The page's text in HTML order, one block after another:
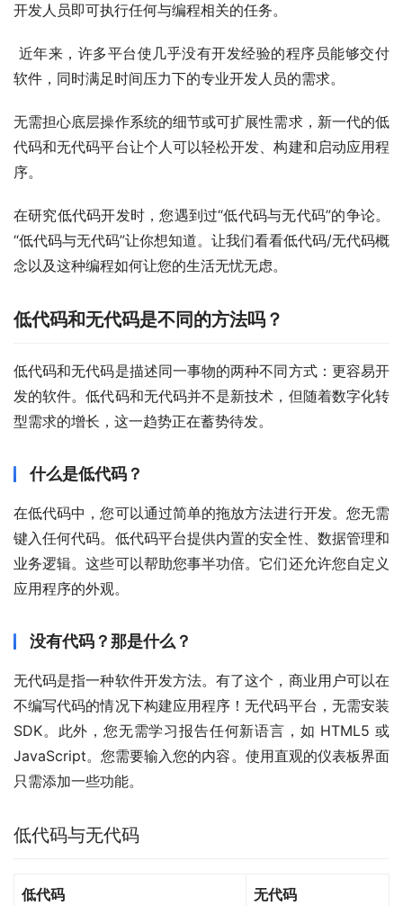
开发人员即可执行任何与编程相关的任务。
近年来，许多平台使几乎没有开发经验的程序员能够交付
软件，同时满足时间压力下的专业开发人员的需求。
无需担心底层操作系统的细节或可扩展性需求，新一代的低
代码和无代码平台让个人可以轻松开发、构建和启动应用程
序。
在研究低代码开发时，您遇到过“低代码与无代码”的争论。
“低代码与无代码”让你想知道。让我们看看低代码/无代码概
念以及这种编程如何让您的生活无忧无虑。
低代码和无代码是不同的方法吗？
低代码和无代码是描述同一事物的两种不同方式：更容易开
发的软件。低代码和无代码并不是新技术，但随着数字化转
型需求的增长，这一趋势正在蓄势待发。
什么是低代码？
在低代码中，您可以通过简单的拖放方法进行开发。您无需
键入任何代码。低代码平台提供内置的安全性、数据管理和
业务逻辑。这些可以帮助您事半功倍。它们还允许您自定义
应用程序的外观。
没有代码？那是什么？
无代码是指一种软件开发方法。有了这个，商业用户可以在
不编写代码的情况下构建应用程序！无代码平台，无需安装
SDK。此外，您无需学习报告任何新语言，如 HTML5 或
JavaScript。您需要输入您的内容。使用直观的仪表板界面
只需添加一些功能。
低代码与无代码
低代码 无代码